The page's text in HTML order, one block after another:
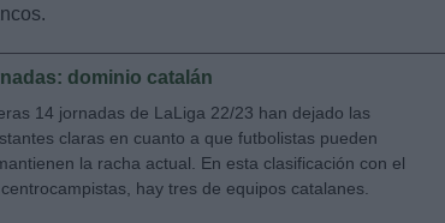
dominio catalán
14 jornadas de LaLiga 22/23 han dejado las
claras en cuanto a que futbolistas pueden
la racha actual. En esta clasificación con el
hay tres de equipos catalanes.